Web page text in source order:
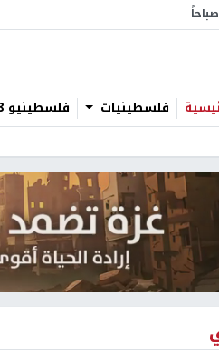
فلسطينيات فلسطينيو 48